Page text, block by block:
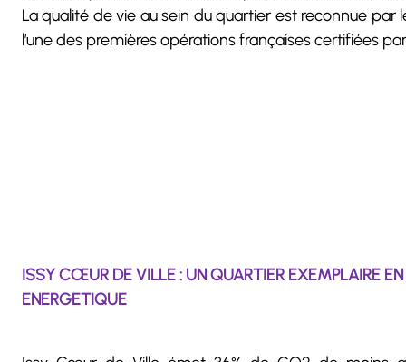
La qualité de vie au sein du quartier est reconnue
l’une des premières opérations françaises certifiées
ISSY CŒUR DE VILLE : UN QUARTIER EXEMPLAIRE
ENERGETIQUE